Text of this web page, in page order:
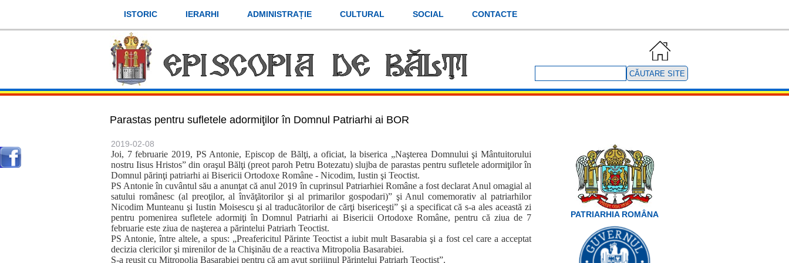
ISTORIC IERARHI ADMINISTRAȚIE CULTURAL SOCIAL CONTACTE
site
Parastas pentru sufletele adormiţilor în Domnul Patriarhi ai BOR
2019-02-08
Joi, 7 februarie 2019, PS Antonie, Episcop de Bălţi, a oficiat, la biserica „Naşterea Domnului şi Mântuitorului
nostru Iisus Hristos” din oraşul Bălţi (preot paroh Petru Botezatu) slujba de parastas pentru sufletele adormiţilor în
Domnul părinţi patriarhi ai Bisericii Ortodoxe Române - Nicodim, Iustin şi Teoctist.
PS Antonie în cuvântul său a anunţat că anul 2019 în cuprinsul Patriarhiei Române a fost declarat Anul omagial al
satului românesc (al preoţilor, al învăţătorilor şi al primarilor gospodari)” şi Anul comemorativ al patriarhilor
Nicodim Munteanu şi Iustin Moisescu şi al traducătorilor de cărţi bisericeşti” şi a specificat că s-a ales această zi
pentru pomenirea sufletele adormiţi în Domnul Patriarhi ai Bisericii Ortodoxe Române, pentru că ziua de 7
februarie este ziua de naşterea a părintelui Patriarh Teoctist.
PS Antonie, între altele, a spus: „Preafericitul Părinte Teoctist a iubit mult Basarabia şi a fost cel care a acceptat
decizia clericilor şi mirenilor de la Chişinău de a reactiva Mitropolia Basarabiei.
S-a reuşit cu Mitropolia Basarabiei pentru că am avut sprijinul Părintelui Patriarh Teoctist”.
PATRIARHIA ROMÂNA